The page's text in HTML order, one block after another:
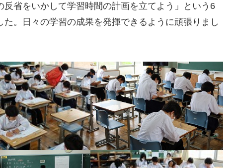
省をいかして学習時間の計画を立てよう」という6
。日々の学習の成果を発揮できるように頑張りまし